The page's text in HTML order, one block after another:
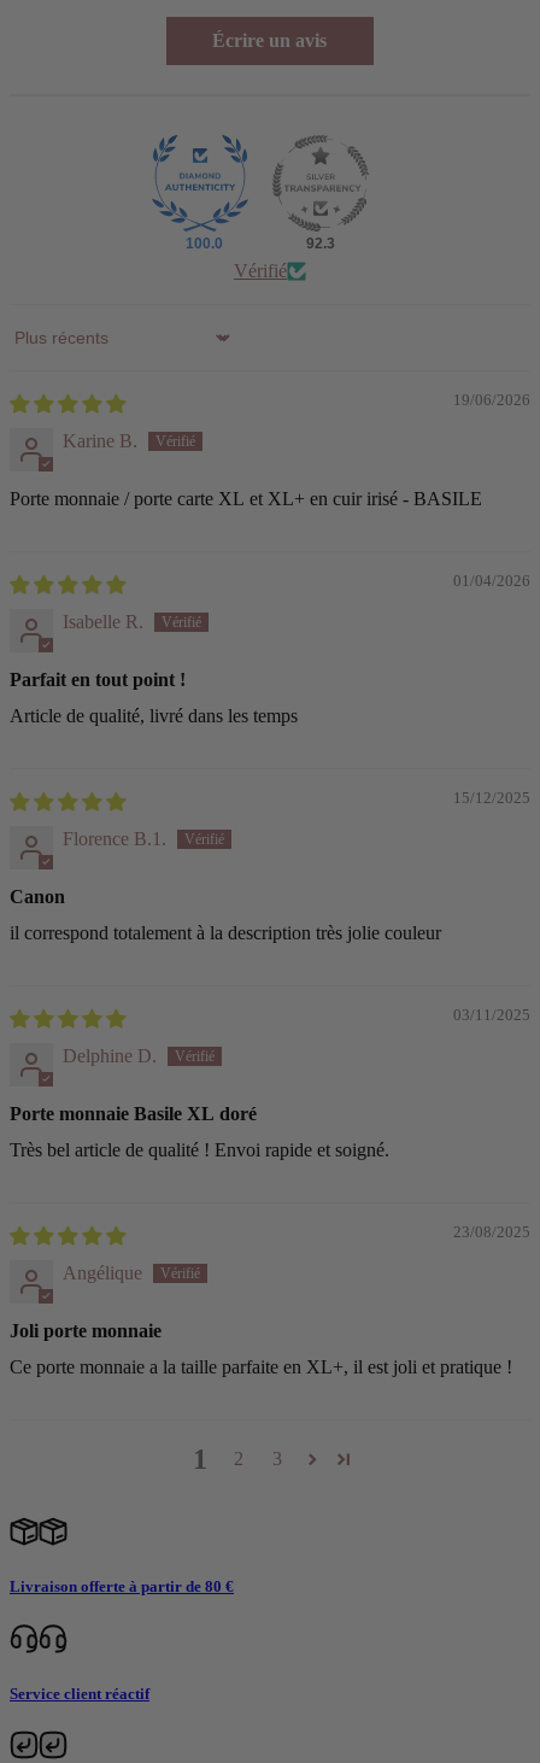
Écrire un avis
100.0 92.3
Vérifié
Sort by
19/06/2026
Karine B.
Porte monnaie / porte carte XL et XL+ en cuir irisé - BASILE
01/04/2026
Isabelle R.
Parfait en tout point !
Article de qualité, livré dans les temps
15/12/2025
Florence B.1.
Canon
il correspond totalement à la description très jolie couleur
03/11/2025
Delphine D.
Porte monnaie Basile XL doré
Très bel article de qualité ! Envoi rapide et soigné.
23/08/2025
Angélique
Joli porte monnaie
Ce porte monnaie a la taille parfaite en XL+, il est joli et pratique !
1 2 3
Livraison offerte à partir de 80 €
Service client réactif